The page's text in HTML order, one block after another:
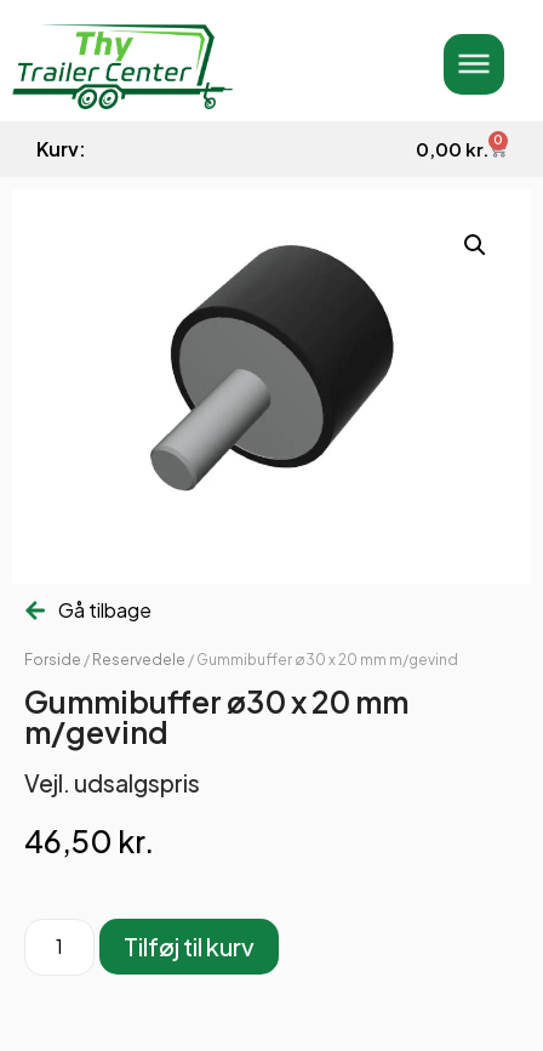
Kurv: 0,00 kr. 0
Gå tilbage
Forside / Reservedele / Gummibuffer ø30 x 20 mm m/gevind
Gummibuffer ø30 x 20 mm
m/gevind
Vejl. udsalgspris
46,50 kr.
Tilføj til kurv